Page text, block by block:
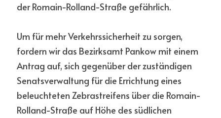
der Romain-Rolland-Straße gefährlich.
Um für mehr Verkehrssicherheit zu sorgen,
fordern wir das Bezirksamt Pankow mit einem
Antrag auf, sich gegenüber der zuständigen
Senatsverwaltung für die Errichtung eines
beleuchteten Zebrastreifens über die Romain-
Rolland-Straße auf Höhe des südlichen